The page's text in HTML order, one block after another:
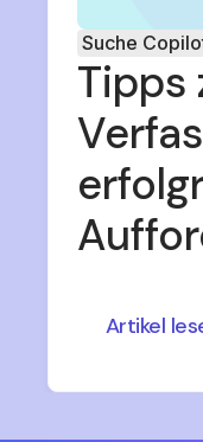
Suche
Tipps
Artikel